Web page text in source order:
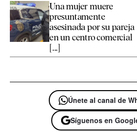
Una mujer muere
presuntamente
asesinada por su pareja
en un centro comercial
[...]
Únete al canal de
Síguenos en